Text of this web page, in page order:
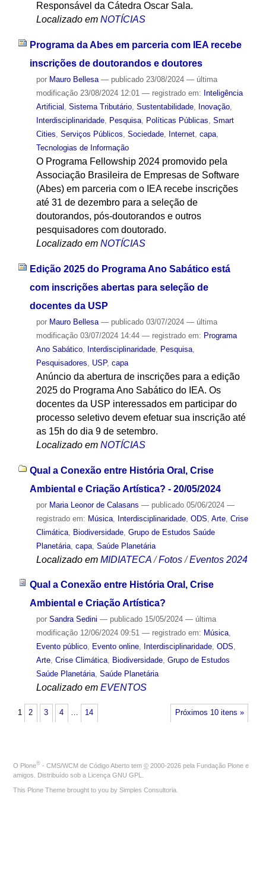
Responsável da Cátedra Oscar Sala.
Localizado em NOTÍCIAS
Programa da Abes em parceria com IEA recebe
inscrições de doutorandos e doutores
por Mauro Bellesa — publicado23/08/2024 — última
modificação23/08/2024 12:01 — registrado em: Inteligência
Artificial , Sistema Tributário, Sustentabilidade, Inovação,
Interdisciplinaridade, Pesquisa, Políticas Públicas, Smart
Cities, Serviços Públicos, Sociedade, Internet, capa,
Tecnologias de Informação
O Programa Fellowship 2024 promovido pela
Associação Brasileira de Empresas de Software
(Abes) em parceria com o IEA recebe inscrições
até 31 de dezembro para a seleção de
doutorandos, pós-doutorandos e outros
pesquisadores com doutorado.
Localizado em NOTÍCIAS
Edição 2025 do Programa Ano Sabático está
com inscrições abertas para seleção de
docentes da USP
por Mauro Bellesa — publicado03/07/2024 — última
modificação03/07/2024 14:44 — registrado em: Programa
Ano Sabático, Interdisciplinaridade, Pesquisa,
Pesquisadores
USP, capa
Anúncio da abertura de inscrições para a edição
2025 do Programa Ano Sabático do IEA. Os
docentes da USP interessados em participar do
processo seletivo devem efetuar sua inscrição até
as 15h do dia 9 de setembro.
Localizado em NOTÍCIAS
Qual a Conexão entre História Oral, Crise
Ambiental e Criação Artística? - 20/05/2024
por Maria Leonor de Calasans — publicado05/06/2024 —
registrado em: Música, Interdisciplinaridade, ODS Arte, Crise
Climática, Biodiversidade, Grupo de Estudos Saúde
Planetária, capa, Saúde Planetária
Localizado em MIDIATECA /Fotos /Eventos 2024
Qual a Conexão entre História Oral, Crise
Ambiental e Criação Artística?
por Sandra Sedini — publicado15/05/2024 — última
modificação12/06/2024 09:51 — registrado em: Música,
Evento público, Evento online, Interdisciplinaridade, ODS,
Arte, Crise Climática, Biodiversidade, Grupo de Estudos
Saúde Planetária, Saúde Planetária
Localizado em EVENTOS
Próximos 10 itens »
1 2 3 4 … 14
O Plone® - CMS/WCM de Código Aberto tem © 2000-2026 pela Fundação Plone e
amigos. Distribuído sob a Licença GNU GPL
This Plone Theme brought to you by Simples Consultoria